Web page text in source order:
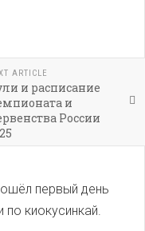
ARTICLE
и расписание
и
России
первый день
киокусинкай.